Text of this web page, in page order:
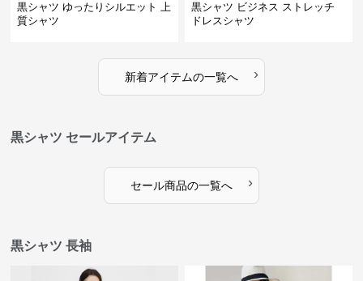
黒シャツ ゆったりシルエット 上
質シャツ
黒シャツ ビジネス ストレッチ
ドレスシャツ
新着アイテムの一覧へ ›
黒シャツ セールアイテム
セール商品の一覧へ ›
黒シャツ 長袖